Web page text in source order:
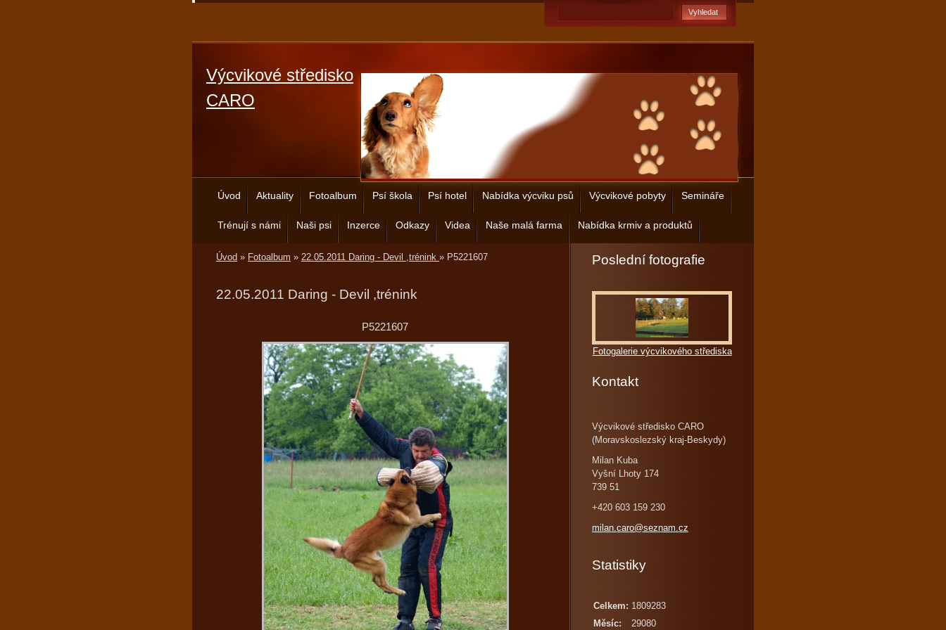
Výcvikové středisko
CARO
Úvod Aktuality Fotoalbum Psí škola Psí hotel Nabídka výcviku psů Výcvikové pobyty Semináře
Trénují s námi Naši psi Inzerce Odkazy Videa Naše malá farma Nabídka krmiv a produktů
Úvod » Fotoalbum » 22.05.2011 Daring - Devil ,trénink » P5221607
22.05.2011 Daring - Devil ,trénink
P5221607
Poslední fotografie
Fotogalerie výcvikového střediska
Kontakt
Výcvikové středisko CARO
(Moravskoslezský kraj-Beskydy)
Milan Kuba
Vyšní Lhoty 174
739 51
+420 603 159 230
milan.caro@seznam.cz
Statistiky
Celkem: 1809283
Měsíc:
29080